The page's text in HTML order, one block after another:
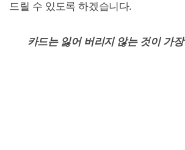
드릴 수 있도록 하겠습니다.
카드는 잃어 버리지 않는 것이 가